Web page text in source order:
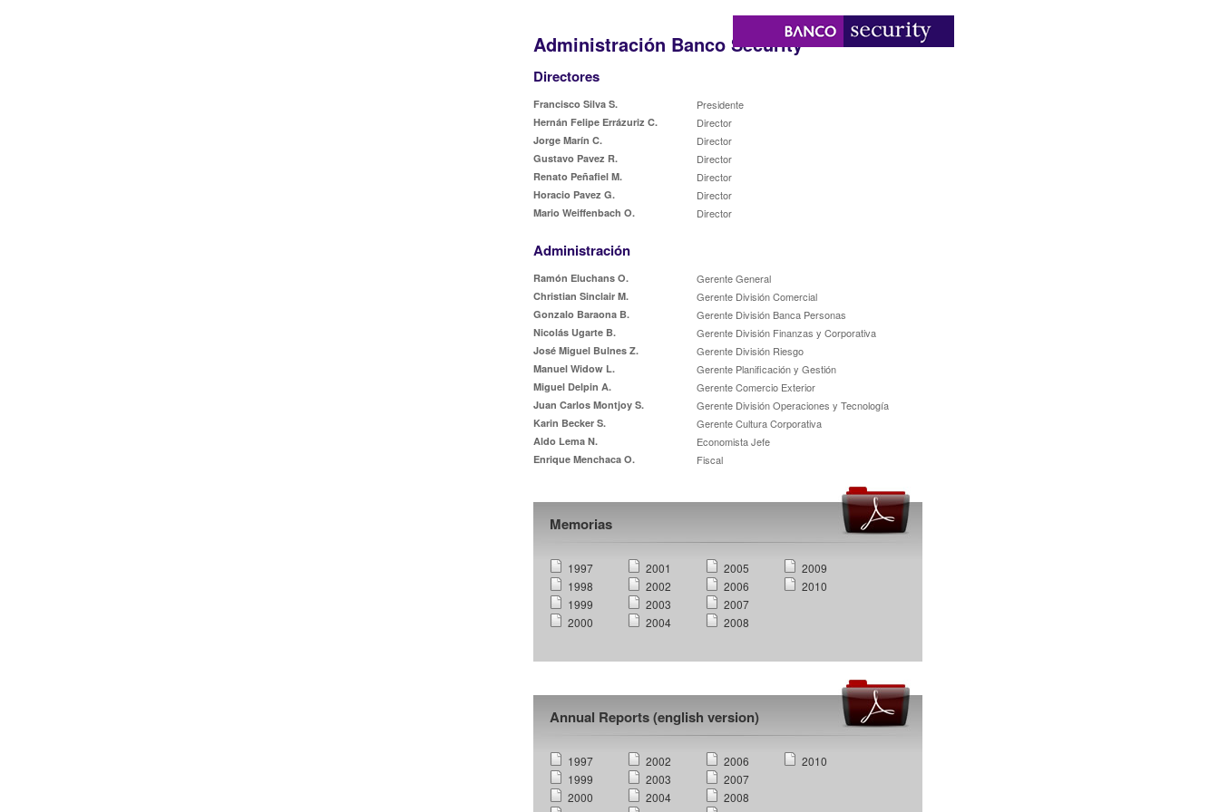
Administración Banco Security
Directores
Francisco Silva S. Presidente
Hernán Felipe Errázuriz C. Director
Jorge Marín C. Director
Gustavo Pavez R. Director
Renato Peñafiel M. Director
Horacio Pavez G. Director
Mario Weiffenbach O. Director
Administración
Ramón Eluchans O. Gerente General
Christian Sinclair M. Gerente División Comercial
Gonzalo Baraona B. Gerente División Banca Personas
Nicolás Ugarte B. Gerente División Finanzas y Corporativa
José Miguel Bulnes Z. Gerente División Riesgo
Manuel Widow L. Gerente Planificación y Gestión
Miguel Delpin A. Gerente Comercio Exterior
Juan Carlos Montjoy S. Gerente División Operaciones y Tecnología
Karin Becker S. Gerente Cultura Corporativa
Aldo Lema N. Economista Jefe
Enrique Menchaca O. Fiscal
Memorias
1997
1998
1999
2000
2001
2002
2003
2004
2005
2006
2007
2008
2009
2010
Annual Reports (english version)
1997
1999
2000
2002
2003
2004
2006
2007
2008
2010